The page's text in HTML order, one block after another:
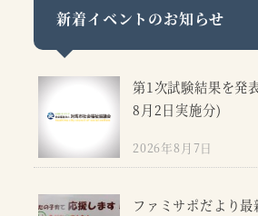
新着イベントのお知らせ
第1次試験結果を発
8月2日実施分)
2026年8月7日
ファミサポだより